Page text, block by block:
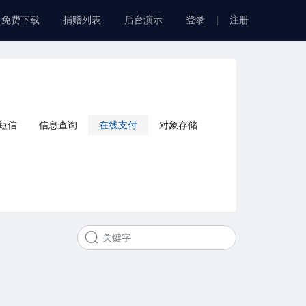
免费下载 捐赠列表 后台演示 登录 | 注册
信 信息查询 在线支付 对象存储